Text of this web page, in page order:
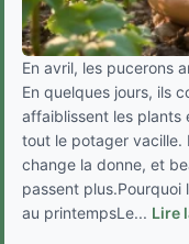
En avril, les pucerons
En quelques jours, ils
affaiblissent les plants
tout le potager vacille.
change la donne, et
passent plus.Pourquoi
au printempsLe... Lire